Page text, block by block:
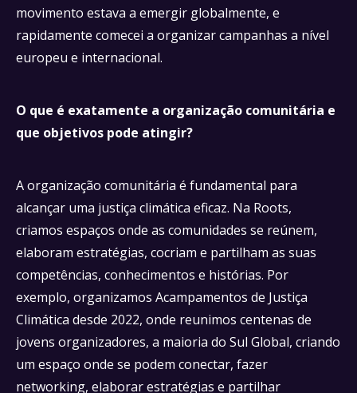
movimento estava a emergir globalmente, e
rapidamente comecei a organizar campanhas a nível
europeu e internacional.
O que é exatamente a organização comunitária e
que objetivos pode atingir?
A organização comunitária é fundamental para
alcançar uma justiça climática eficaz. Na Roots,
criamos espaços onde as comunidades se reúnem,
elaboram estratégias, cocriam e partilham as suas
competências, conhecimentos e histórias. Por
exemplo, organizamos Acampamentos de Justiça
Climática desde 2022, onde reunimos centenas de
jovens organizadores, a maioria do Sul Global, criando
um espaço onde se podem conectar, fazer
networking, elaborar estratégias e partilhar